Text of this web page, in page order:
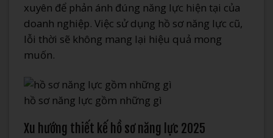
xuyên để phản ánh đúng năng lực hiện tại của
doanh nghiệp. Việc sử dụng hồ sơ năng lực cũ,
lỗi thời sẽ không mang lại hiệu quả mong
muốn.
hồ sơ năng lực gồm những gì
Xu hướng thiết kế hồ sơ năng lực 2025